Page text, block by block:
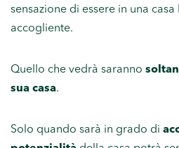
sensazione di essere in una
accogliente.
Quello che vedrà saranno
sua casa.
Solo quando sarà in grado di